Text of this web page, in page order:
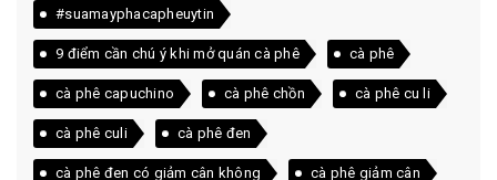
#suamayphacapheuytin
9 điểm cần chú ý khi mở quán cà phê cà phê
cà phê capuchino cà phê chồn cà phê cu li
cà phê culi cà phê đen
cà phê đen có giảm cân không cà phê giảm cân